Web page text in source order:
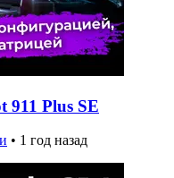
911 Plus SE
• 1 год назад